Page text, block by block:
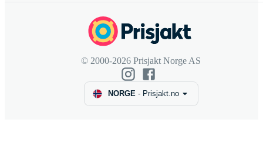
© 2000-2026 Prisjakt Norge AS
NORGE- Prisjakt.no